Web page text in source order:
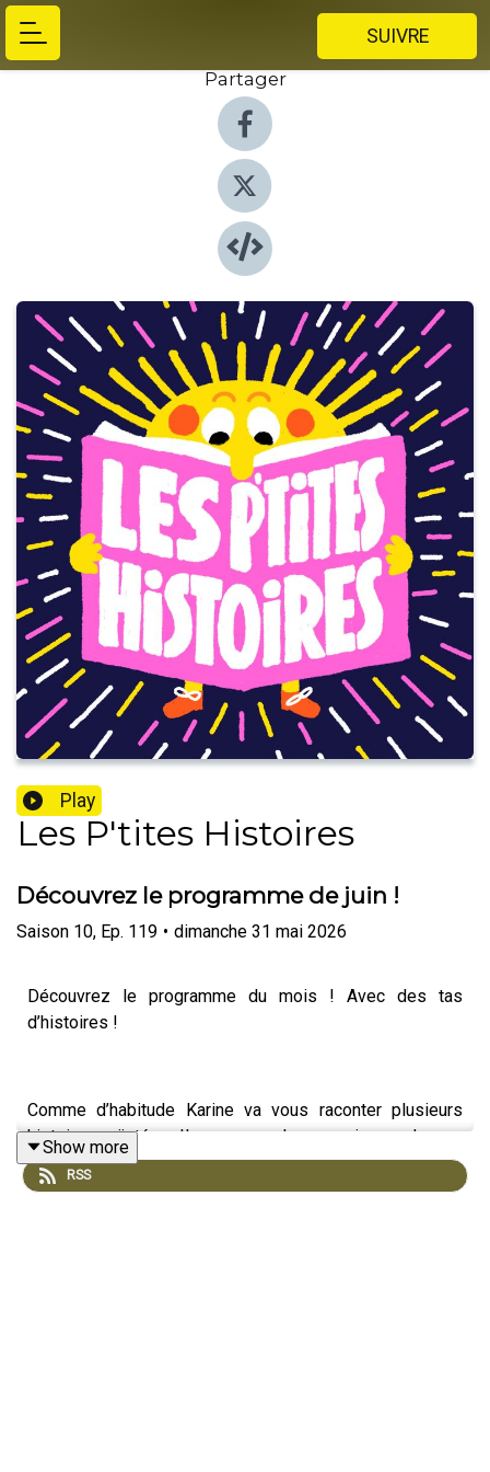
SUIVRE
Partager
Play
Les P'tites Histoires
Découvrez le programme de juin !
Saison 10, Ep. 119 • dimanche 31 mai 2026
Découvrez le programme du mois ! Avec des tas
d’histoires !
Comme d’habitude Karine va vous raconter plusieurs
histoires mijotées. Il y aura un dragon qui a perdu ses
flammes, une fillette qui a la main verte, deux amies
séparées par la distance, une chatte et un ours
Show more
RSS